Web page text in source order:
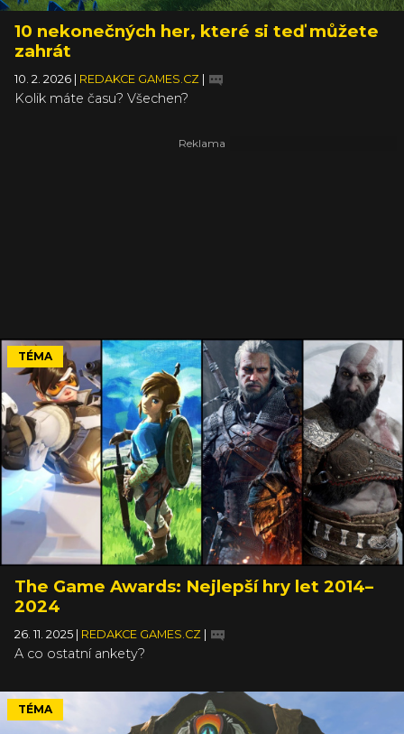
10 nekonečných her, které si teď můžete
zahrát
10. 2. 2026 REDAKCE GAMES.CZ
Kolik máte času? Všechen?
TÉMA
The Game Awards: Nejlepší hry let 2014–
2024
26. 11. 2025 REDAKCE GAMES.CZ
A co ostatní ankety?
TÉMA